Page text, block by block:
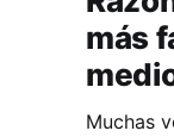
más
Muchas